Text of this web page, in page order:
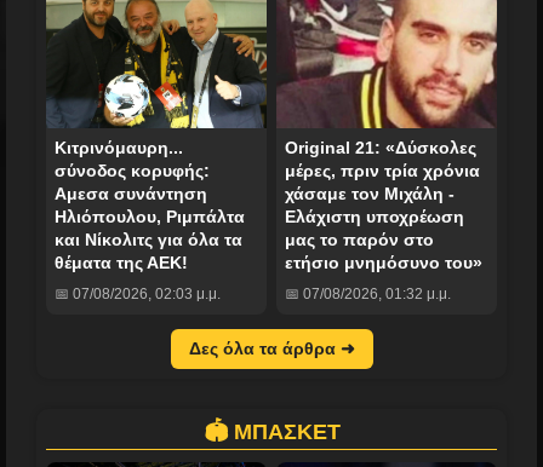
Κιτρινόμαυρη...
σύνοδος κορυφής:
Αμεσα συνάντηση
Ηλιόπουλου, Ριμπάλτα
και Νίκολιτς για όλα τα
θέματα της ΑΕΚ!
📅 07/08/2026, 02:03 μ.μ.
Original 21: «Δύσκολες
μέρες, πριν τρία χρόνια
χάσαμε τον Μιχάλη -
Ελάχιστη υποχρέωση
μας το παρόν στο
ετήσιο μνημόσυνο του»
📅 07/08/2026, 01:32 μ.μ.
Δες όλα τα άρθρα ➜
🏟️ ΜΠΑΣΚΕΤ